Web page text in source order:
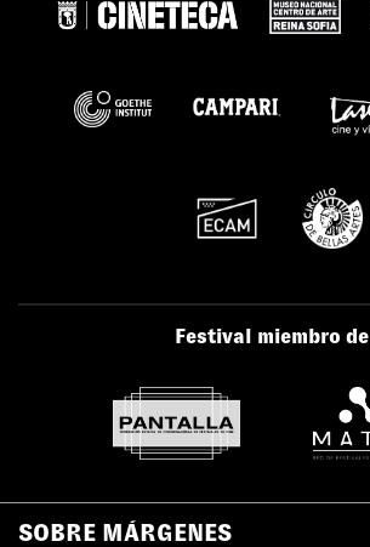
Festival miembro de
SOBRE MÁRGENES